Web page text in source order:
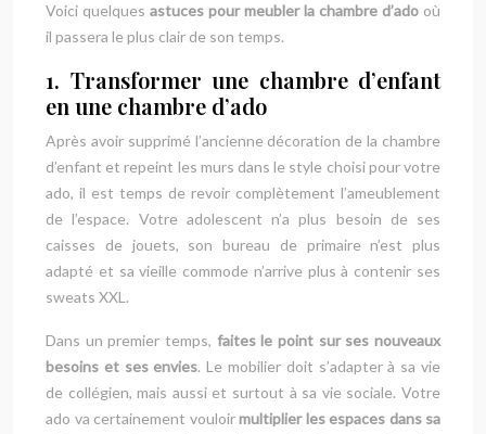
Voici quelques astuces pour meubler la chambre d’ado où
il passera le plus clair de son temps.
1. Transformer une chambre d’enfant
en une chambre d’ado
Après avoir supprimé l’ancienne décoration de la chambre
d’enfant et repeint les murs dans le style choisi pour votre
ado, il est temps de revoir complètement l’ameublement
de l’espace. Votre adolescent n’a plus besoin de ses
caisses de jouets, son bureau de primaire n’est plus
adapté et sa vieille commode n’arrive plus à contenir ses
sweats XXL.
Dans un premier temps, faites le point sur ses nouveaux
besoins et ses envies. Le mobilier doit s’adapter à sa vie
de collégien, mais aussi et surtout à sa vie sociale. Votre
ado va certainement vouloirmultiplier les espaces dans sa